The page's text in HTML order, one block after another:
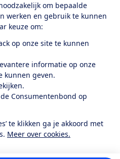
om bepaalde
werken en gebruik te kunnen
keuze om:
op onze site te kunnen
informatie op onze
kunnen geven.
Consumentenbond op
te klikken ga je akkoord met
Meer over cookies.
Privacyverklaring
Instagram
YoutubeLinkedIn
Consumentenbondmet gemiddeld